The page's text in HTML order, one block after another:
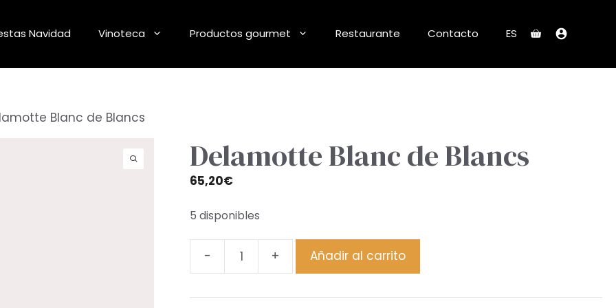
Navidad Vinoteca Productos gourmet Restaurante Contacto ES
Blanc de Blancs
Delamotte Blanc de Blancs
65,20€
5 disponibles
-
Delamotte
de
+ Añadir al carrito